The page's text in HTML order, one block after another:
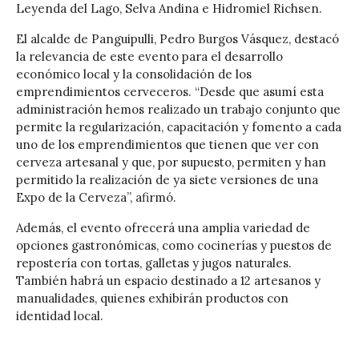
Leyenda del Lago, Selva Andina e Hidromiel Richsen.
El alcalde de Panguipulli, Pedro Burgos Vásquez, destacó
la relevancia de este evento para el desarrollo
económico local y la consolidación de los
emprendimientos cerveceros. “Desde que asumí esta
administración hemos realizado un trabajo conjunto que
permite la regularización, capacitación y fomento a cada
uno de los emprendimientos que tienen que ver con
cerveza artesanal y que, por supuesto, permiten y han
permitido la realización de ya siete versiones de una
Expo de la Cerveza”, afirmó.
Además, el evento ofrecerá una amplia variedad de
opciones gastronómicas, como cocinerías y puestos de
repostería con tortas, galletas y jugos naturales.
También habrá un espacio destinado a 12 artesanos y
manualidades, quienes exhibirán productos con
identidad local.